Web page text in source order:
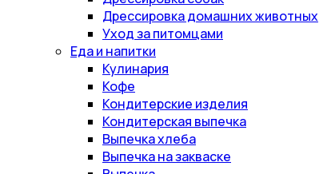
Дрессировка домашних животных
Уход за питомцами
Еда и напитки
Кулинария
Кофе
Кондитерские изделия
Кондитерская выпечка
Выпечка хлеба
Выпечка на закваске